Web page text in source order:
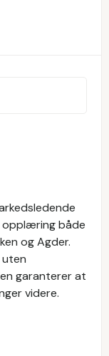
opplæring både
og Agder.
uten
garanterer at
videre.